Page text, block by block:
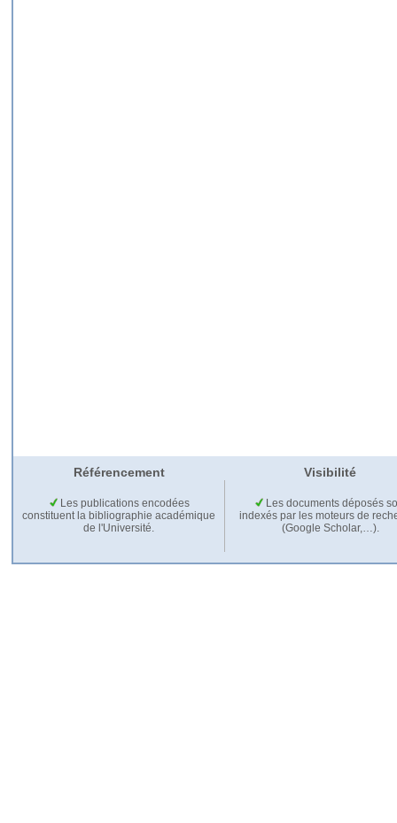
Référencement Visibilité
Les publications encodées
constituent la bibliographie académique
de l'Université.
Les documents déposés
indexés par les moteurs de
(Google Scholar,…).